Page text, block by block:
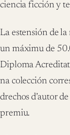
ciencia ficción y
La estensión de
un máximu de
Diploma
na colección
drechos d’autor
premiu.